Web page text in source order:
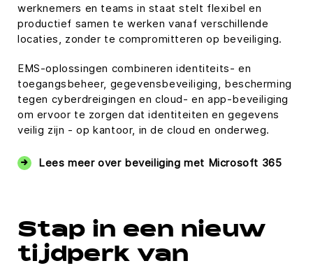
werknemers en teams in staat stelt flexibel en
productief samen te werken vanaf verschillende
locaties, zonder te compromitteren op beveiliging.
EMS-oplossingen combineren identiteits- en
toegangsbeheer, gegevensbeveiliging, bescherming
tegen cyberdreigingen en cloud- en app-beveiliging
om ervoor te zorgen dat identiteiten en gegevens
veilig zijn - op kantoor, in de cloud en onderweg.
Lees meer over beveiliging met Microsoft 365
Stap in een nieuw
tijdperk van